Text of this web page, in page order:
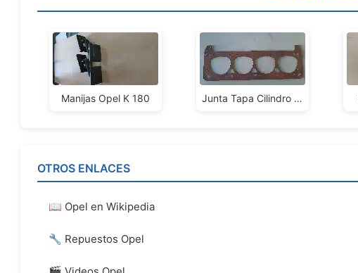
Manijas Opel K 180 Junta Tapa Cilindro Opel Rekord Caravan Olimpia 58/60
OTROS ENLACES
📖 Opel en Wikipedia
🔧 Repuestos Opel